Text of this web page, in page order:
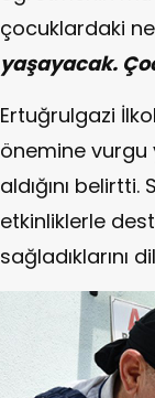
çocuklardaki
yaşayacak.
Ertuğrulgazi
önemine vurgu
aldığını
etkinliklerle
sağladıklarını